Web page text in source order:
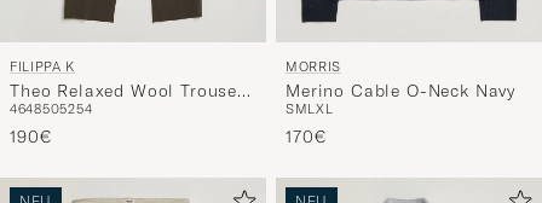
FILIPPA K
Theo Relaxed Wool Trousers
Walnut Brown
4648505254
190€
MORRIS
Merino Cable O-Neck Navy
SMLXL
170€